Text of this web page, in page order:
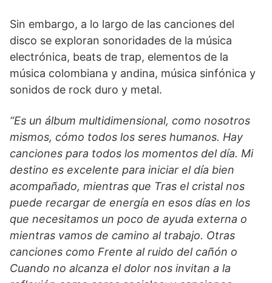
Sin embargo, a lo largo de las canciones del
disco se exploran sonoridades de la música
electrónica, beats de trap, elementos de la
música colombiana y andina, música sinfónica y
sonidos de rock duro y metal.
“Es un álbum multidimensional, como nosotros
mismos, cómo todos los seres humanos. Hay
canciones para todos los momentos del día. Mi
destino es excelente para iniciar el día bien
acompañado, mientras que Tras el cristal nos
puede recargar de energía en esos días en los
que necesitamos un poco de ayuda externa o
mientras vamos de camino al trabajo. Otras
canciones como Frente al ruido del cañón o
Cuando no alcanza el dolor nos invitan a la